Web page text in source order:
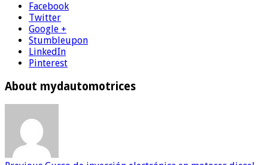
Facebook
Twitter
Google +
Stumbleupon
LinkedIn
Pinterest
About mydautomotrices